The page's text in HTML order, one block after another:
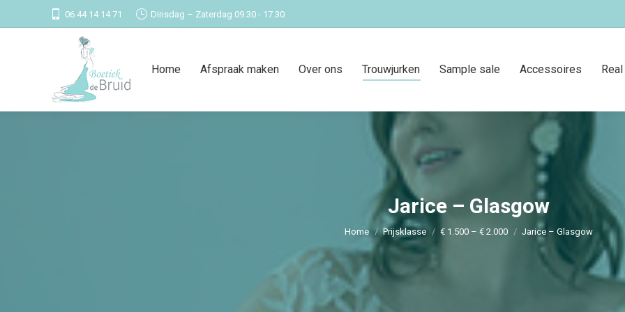
06 44 14 14 71 Dinsdag – Zaterdag 09.30 - 17.30
Home Afspraak maken Over ons Trouwjurken Sample sale Accessoires
Jarice – Glasgow
Je bent hier:
Home Prijsklasse € 1.500 – € 2.000 Jarice – Glasgow